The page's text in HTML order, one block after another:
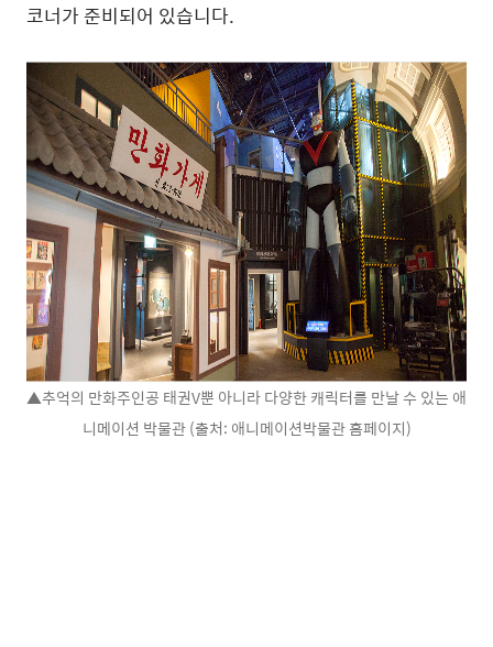
코너가 준비되어 있습니다.
▲추억의 만화주인공 태권V뿐 아니라 다양한 캐릭터를 만날 수 있는 애
니메이션 박물관 (출처: 애니메이션박물관 홈페이지)